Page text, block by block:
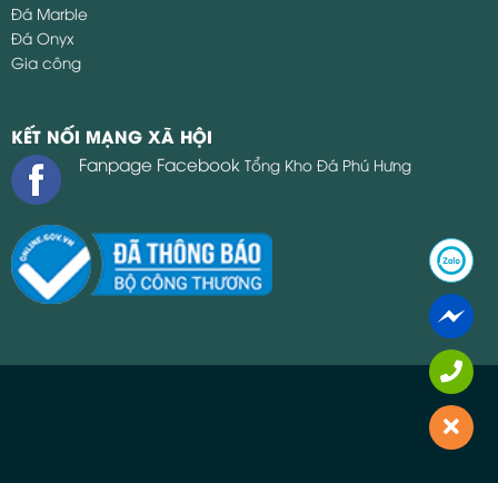
Đá Marble
Đá Onyx
Gia công
KẾT NỐI MẠNG XÃ HỘI
Fanpage Facebook Tổng Kho Đá Phú Hưng